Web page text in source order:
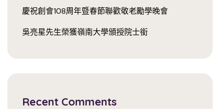
慶祝創會108周年暨春節聯歡敬老勵學晚會
吳亮星先生榮獲嶺南大學頒授院士銜
Recent Comments